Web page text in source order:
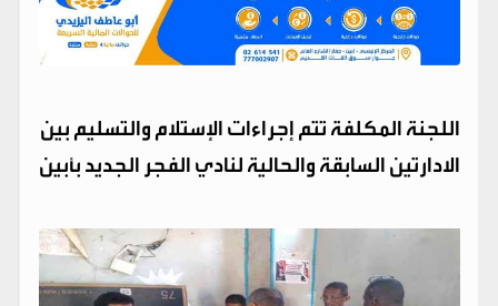
اللجنة المكلفة تتم إجراءات الإستلام والتسليم بين
الادارتين السابقة والحالية لنادي الفجر الجديد بأبين